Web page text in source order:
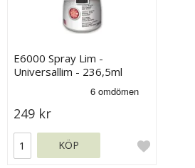
E6000 Spray Lim -
Universallim - 236,5ml
249 kr
KÖP